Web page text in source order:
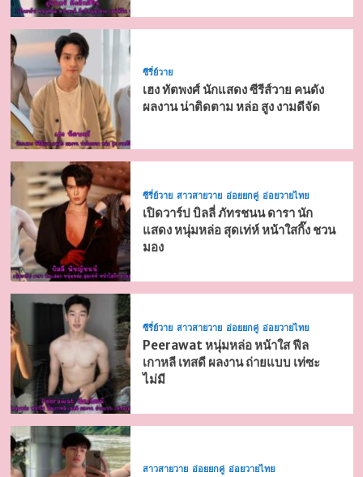
ซีรี่ย์วาย
เฮง ทัตพงศ์ นักแสดง ซีรีส์วาย คนดัง
ผลงาน น่าติดตาม หล่อ สูง งามดีจัด
ซีรี่ย์วาย สาวสายวาย อ่อยยกคู่ อ่อยวายไทย
เปิดวาร์ป บิลลี่ ภัทรชนน ดารา นัก
แสดง หนุ่มหล่อ สุดเท่ห์ หน้าใสกิ๊ง ชวน
มอง
ซีรี่ย์วาย สาวสายวาย อ่อยยกคู่ อ่อยวายไทย
Peerawat หนุ่มหล่อ หน้าใส ฟีล
เกาหลี เทสดี ผลงาน ถ่ายแบบ เท่ซะ
ไม่มี
สาวสายวาย อ่อยยกคู่ อ่อยวายไทย